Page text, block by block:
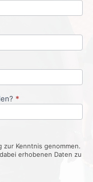
*
zur Kenntnis genommen.
erhobenen Daten zu